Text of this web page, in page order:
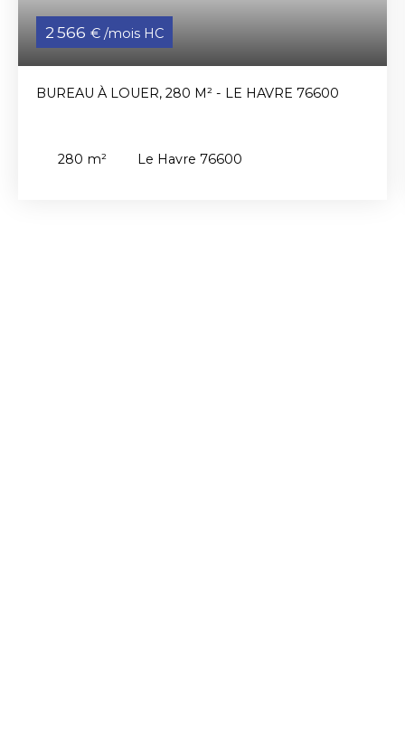
2 566 € /mois HC
BUREAU À LOUER, 280 M² - LE HAVRE 76600
280 m² Le Havre 76600